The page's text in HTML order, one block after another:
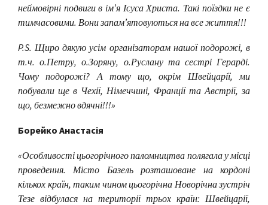
неймовірні подвиги в ім’я Ісуса Христа. Такі поїздки не є
тимчасовими. Вони запам’ятовуються на все життя!!!
P.S. Щиро дякую усім організаторам нашої подорожі, в
т.ч. о.Петру, о.Зоряну, о.Руслану та сестрі Герарді.
Чому подорожі? А тому що, окрім Швейцарії, ми
побували ще в Чехії, Німеччині, Франції та Австрії, за
що, безмежно вдячні!!!»
Борейко Анастасія
«Особливості цьогорічного паломництва полягала у місці
проведення. Місто Базель розташоване на кордоні
кількох країн, таким чином цьогорічна Новорічна зустріч
Тезе відбулася на території трьох країн: Швейцарії,